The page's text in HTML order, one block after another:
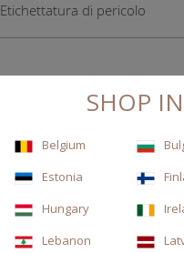
Etichettatura di pericolo
SHOP IN
Belgium
Estonia
Hungary
Lebanon